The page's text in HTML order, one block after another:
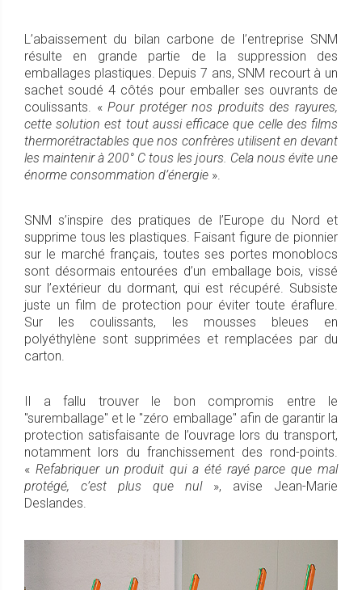
L’abaissement du bilan carbone de l’entreprise SNM
résulte en grande partie de la suppression des
emballages plastiques. Depuis 7 ans, SNM recourt à un
sachet soudé 4 côtés pour emballer ses ouvrants de
coulissants. «Pour protéger nos produits des rayures,
cette solution est tout aussi efficace que celle des films
thermorétractables que nos confrères utilisent en devant
les maintenir à 200° C tous les jours. Cela nous évite une
énorme consommation d’énergie ».
SNM s’inspire des pratiques de l’Europe du Nord et
supprime tous les plastiques. Faisant figure de pionnier
sur le marché français, toutes ses portes monoblocs
sont désormais entourées d’un emballage bois, vissé
sur l’extérieur du dormant, qui est récupéré. Subsiste
juste un film de protection pour éviter toute éraflure.
Sur les coulissants, les mousses bleues en
polyéthylène sont supprimées et remplacées par du
carton.
Il a fallu trouver le bon compromis entre le
"suremballage" et le "zéro emballage" afin de garantir la
protection satisfaisante de l’ouvrage lors du transport,
notamment lors du franchissement des rond-points.
« Refabriquer un produit qui a été rayé parce que mal
protégé, c’est plus que nul», avise Jean-Marie
Deslandes.